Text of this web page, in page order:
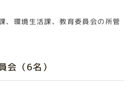
、環境生活課、教育委員会の所管
会（6名）